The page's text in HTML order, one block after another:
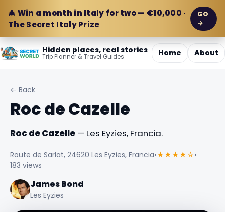
🎄 Win a month in Italy for two — €10,000 ·
The Secret Italy Prize
GO
→
Hidden places, real stories
Trip Planner & Travel Guides Home About
← Back
Roc de Cazelle
Roc de Cazelle — Les Eyzies, Francia.
Route de Sarlat, 24620 Les Eyzies, Francia•★★★★☆•
183 views
James Bond
Les Eyzies